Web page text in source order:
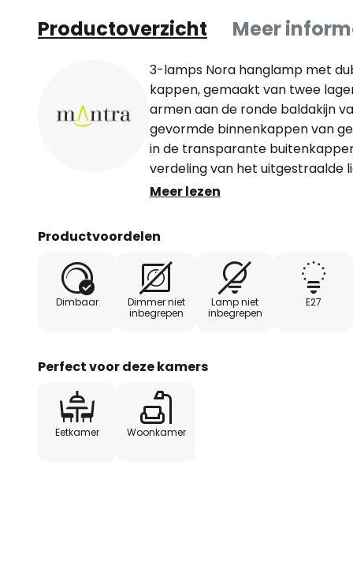
Productoverzicht Meer
3-lamps Nora hanglamp met
kappen, gemaakt van twee
armen aan de ronde baldakijn
gevormde binnenkappen van
in de transparante
verdeling van het uitgestraalde
tegelijkertijd een speciaal effect
Meer lezen
Productvoordelen
Dimbaar
Dimmer niet
inbegrepen
Lamp niet
inbegrepen
E27
Perfect voor deze kamers
Eetkamer Woonkamer